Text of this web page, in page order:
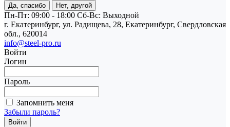
Да, спасибо Нет, другой
Пн-Пт: 09:00 - 18:00 Cб-Вс: Выходной
г. Екатеринбург, ул. Радищева, 28, Екатеринбург, Свердловская
обл., 620014
info@steel-pro.ru
Войти
Логин
Пароль
Запомнить меня
Забыли пароль?